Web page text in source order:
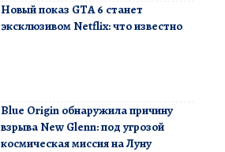
Новый показ GTA 6 станет
эксклюзивом Netflix: что известно
Blue Origin обнаружила причину
взрыва New Glenn: под угрозой
космическая миссия на Луну